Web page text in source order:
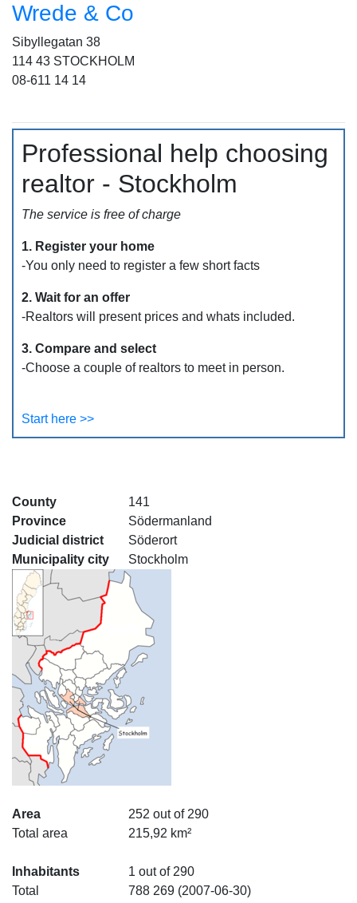
Wrede & Co
Sibyllegatan 38
114 43 STOCKHOLM
08-611 14 14
Professional help choosing
realtor - Stockholm
The service is free of charge
1. Register your home
-You only need to register a few short facts
2. Wait for an offer
-Realtors will present prices and whats included.
3. Compare and select
-Choose a couple of realtors to meet in person.
Start here >>
County
141
Province
Södermanland
Judicial district
Söderort
Municipality city
Stockholm
Area
Total area
252 out of 290
215,92 km²
Inhabitants
Total
1 out of 290
788 269 (2007-06-30)